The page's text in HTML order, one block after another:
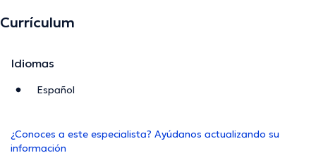
Currículum
Idiomas
Español
¿Conoces a este especialista? Ayúdanos actualizando su
información